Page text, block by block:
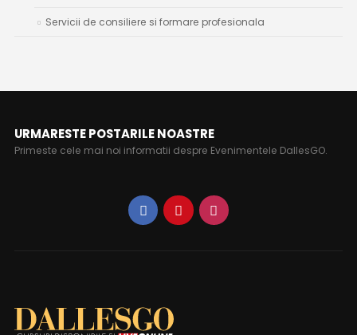
Servicii de consiliere si formare profesionala
URMARESTE POSTARILE NOASTRE
Primeste cele mai noi informatii despre Evenimentele DallesGO.